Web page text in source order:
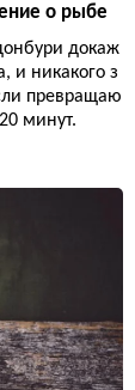
о рыбе
докаж
и никакого з
превращаю
минут.